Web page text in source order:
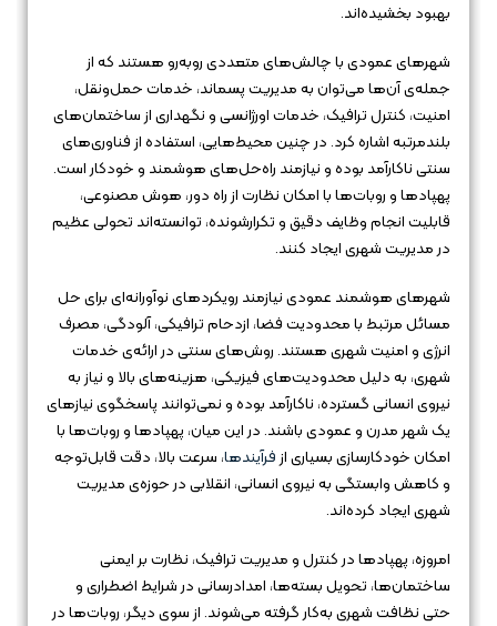
بهبود بخشیده‌اند.
شهرهای عمودی با چالش‌های متعددی روبه‌رو هستند که از
جمله‌ی آن‌ها می‌توان به مدیریت پسماند، خدمات حمل‌ونقل،
امنیت، کنترل ترافیک، خدمات اورژانسی و نگهداری از ساختمان‌های
بلندمرتبه اشاره کرد. در چنین محیط‌هایی، استفاده از فناوری‌های
سنتی ناکارآمد بوده و نیازمند راه‌حل‌های هوشمند و خودکار است.
پهپادها و روبات‌ها با امکان نظارت از راه دور، هوش مصنوعی،
قابلیت انجام وظایف دقیق و تکرارشونده، توانسته‌اند تحولی عظیم
در مدیریت شهری ایجاد کنند.
شهرهای هوشمند عمودی نیازمند رویکردهای نوآورانه‌ای برای حل
مسائل مرتبط با محدودیت فضا، ازدحام ترافیکی، آلودگی، مصرف
انرژی و امنیت شهری هستند. روش‌های سنتی در ارائه‌ی خدمات
شهری، به دلیل محدودیت‌های فیزیکی، هزینه‌های بالا و نیاز به
نیروی انسانی گسترده، ناکارآمد بوده و نمی‌توانند پاسخگوی نیازهای
یک شهر مدرن و عمودی باشند. در این میان، پهپادها و روبات‌ها با
امکان خودکارسازی بسیاری از فرآیندها، سرعت بالا، دقت قابل‌توجه
و کاهش وابستگی به نیروی انسانی، انقلابی در حوزه‌ی مدیریت
شهری ایجاد کرده‌اند.
امروزه، پهپادها در کنترل و مدیریت ترافیک، نظارت بر ایمنی
ساختمان‌ها، تحویل بسته‌ها، امدادرسانی در شرایط اضطراری و
حتی نظافت شهری به‌کار گرفته می‌شوند. از سوی دیگر، روبات‌ها در